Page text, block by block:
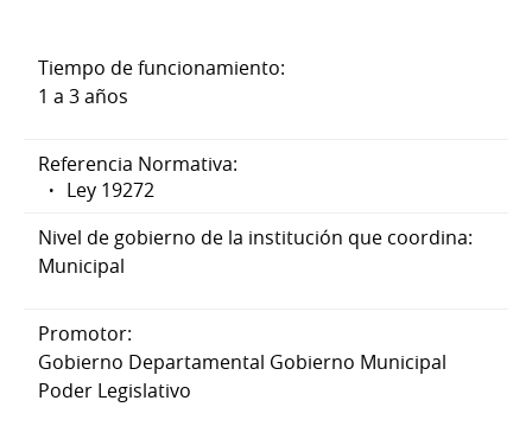
Tiempo de funcionamiento:
1 a 3 años
Referencia Normativa:
Ley 19272
Nivel de gobierno de la institución que coordina:
Municipal
Promotor:
Gobierno Departamental Gobierno Municipal
Poder Legislativo